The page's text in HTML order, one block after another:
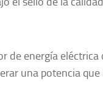
de energía eléctrica
una potencia